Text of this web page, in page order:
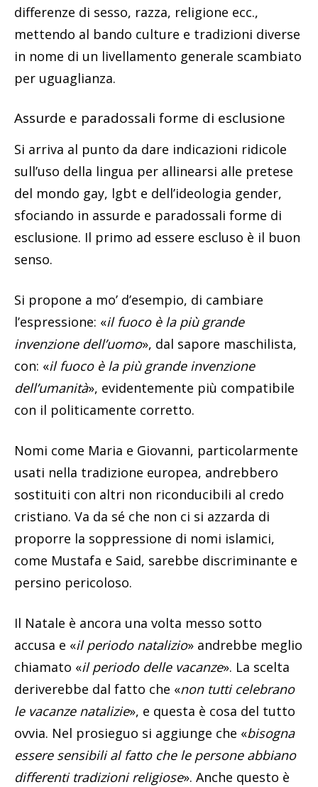
differenze di sesso, razza, religione ecc.,
mettendo al bando culture e tradizioni diverse
in nome di un livellamento generale scambiato
per uguaglianza.
Assurde e paradossali forme di esclusione
Si arriva al punto da dare indicazioni ridicole
sull’uso della lingua per allinearsi alle pretese
del mondo gay, lgbt e dell’ideologia gender,
sfociando in assurde e paradossali forme di
esclusione. Il primo ad essere escluso è il buon
senso.
Si propone a mo’ d’esempio, di cambiare
l’espressione: «il fuoco è la più grande
invenzione dell’uomo», dal sapore maschilista,
con: «il fuoco è la più grande invenzione
dell’umanità», evidentemente più compatibile
con il politicamente corretto.
Nomi come Maria e Giovanni, particolarmente
usati nella tradizione europea, andrebbero
sostituiti con altri non riconducibili al credo
cristiano. Va da sé che non ci si azzarda di
proporre la soppressione di nomi islamici,
come Mustafa e Said, sarebbe discriminante e
persino pericoloso.
Il Natale è ancora una volta messo sotto
accusa e «il periodo natalizio» andrebbe meglio
chiamato «il periodo delle vacanze». La scelta
deriverebbe dal fatto che «non tutti celebrano
le vacanze natalizie», e questa è cosa del tutto
ovvia. Nel prosieguo si aggiunge che «bisogna
essere sensibili al fatto che le persone abbiano
differenti tradizioni religiose». Anche questo è